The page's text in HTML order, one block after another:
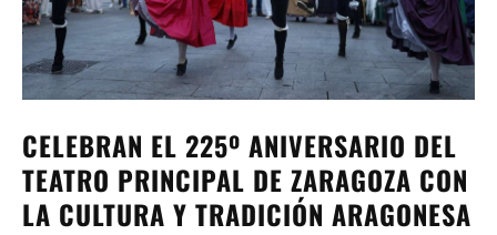
CELEBRAN EL 225º ANIVERSARIO DEL
TEATRO PRINCIPAL DE ZARAGOZA CON
LA CULTURA Y TRADICIÓN ARAGONESA